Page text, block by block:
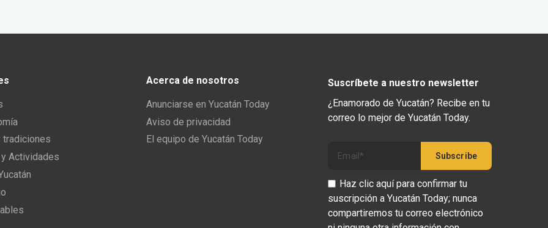
tradiciones
Actividades
Acerca de nosotros
Anunciarse en Yucatán Today
Aviso de privacidad
El equipo de Yucatán Today
Suscríbete a nuestro newsletter
¿Enamorado de Yucatán? Recibe en tu
correo lo mejor de Yucatán Today.
Haz clic aquí para confirmar tu
suscripción a Yucatán Today; nunca
compartiremos tu correo electrónico